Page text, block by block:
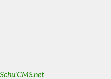
SchulCMS.net